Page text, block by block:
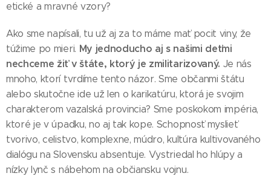
etické a mravné vzory?
Ako sme napísali, tu už aj za to máme mať pocit viny, že
túžime po mieri. My jednoducho aj s našimi deťmi
nechceme žiť v štáte, ktorý je zmilitarizovaný. Je nás
mnoho, ktorí tvrdíme tento názor. Sme občanmi štátu
alebo skutočne ide už len o karikatúru, ktorá je svojim
charakterom vazalská provincia? Sme poskokom impéria,
ktoré je v úpadku, no aj tak kope. Schopnosť myslieť
tvorivo, celistvo, komplexne, múdro, kultúra kultivovaného
dialógu na Slovensku absentuje. Vystriedal ho hlúpy a
nízky lynč s nábehom na občiansku vojnu.